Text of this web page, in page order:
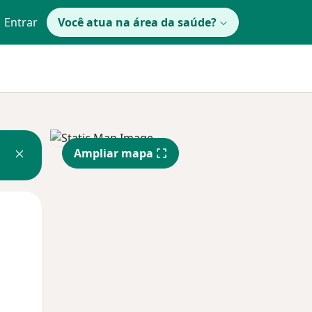
Entrar Você atua na área da saúde?
Ampliar mapa